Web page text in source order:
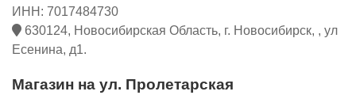
ИНН: 7017484730
630124, Новосибирская Область, г. Новосибирск, , ул
Есенина, д1.
Магазин на ул. Пролетарская